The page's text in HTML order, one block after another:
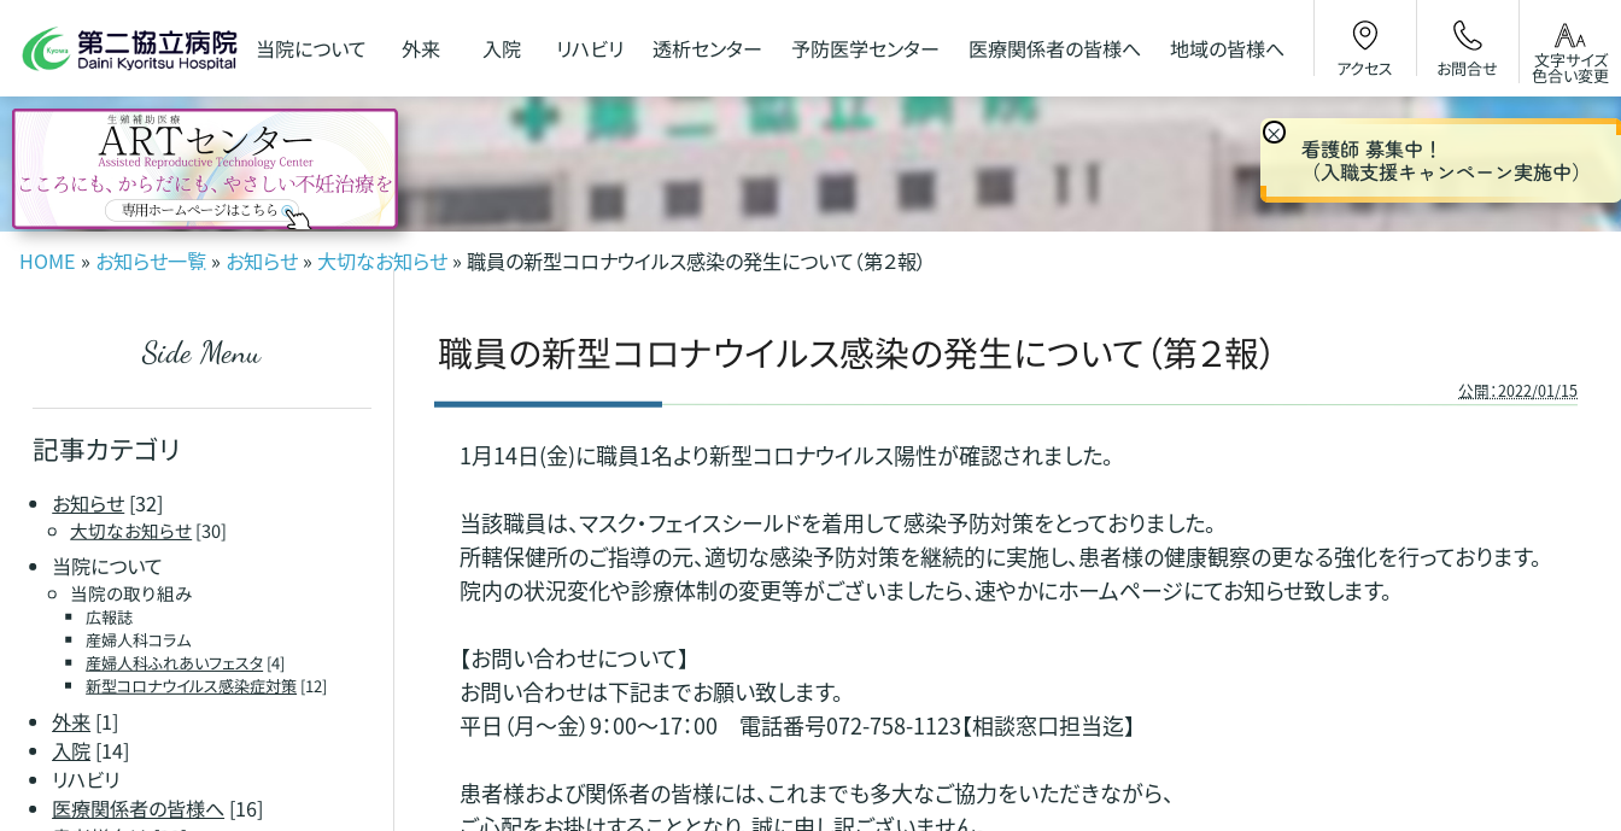
当院について 外来 入院 リハビリ 透析センター 予防医学センター 医療関係者の皆様へ 地域の皆様へ
アクセス お問合せ 文字サイズ
色合い変更
HOME » お知らせ一覧 » お知らせ » 大切なお知らせ » 職員の新型コロナウイルス感染の発生について（第２報）
職員の新型コロナウイルス感染の発生について（第２報）
公開：2022/01/15
1月14日(金)に職員1名より新型コロナウイルス陽性が確認されました。
当該職員は、マスク・フェイスシールドを着用して感染予防対策をとっておりました。
所轄保健所のご指導の元、適切な感染予防対策を継続的に実施し、患者様の健康観察の更なる強化を行っております。
院内の状況変化や診療体制の変更等がございましたら、速やかにホームページにてお知らせ致します。
【お問い合わせについて】
お問い合わせは下記までお願い致します。
平日（月～金）9：00～17：00 電話番号072-758-1123【相談窓口担当迄】
患者様および関係者の皆様には、これまでも多大なご協力をいただきながら、
Side Menu
記事カテゴリ
お知らせ [32]
大切なお知らせ[30]
当院について
当院の取り組み
広報誌
産婦人科コラム
産婦人科ふれあいフェスタ [4]
新型コロナウイルス感染症対策[12]
外来 [1]
入院 [14]
リハビリ
医療関係者の皆様へ [16]
×
看護師 募集中！
（入職支援キャンペーン実施中）